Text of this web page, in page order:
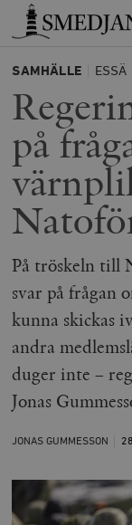
Timbro
SAMHÄLLE ESSÄ
på
På tröskeln till
svar på frågan
kunna skickas
andra
duger inte –
Jonas
JONAS GUMMESSON